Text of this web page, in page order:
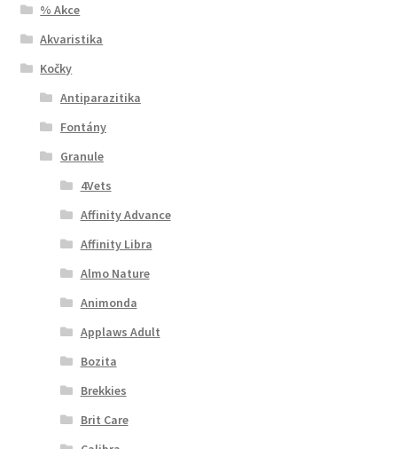
% Akce
Akvaristika
Kočky
Antiparazitika
Fontány
Granule
4Vets
Affinity Advance
Affinity Libra
Almo Nature
Animonda
Applaws Adult
Bozita
Brekkies
Brit Care